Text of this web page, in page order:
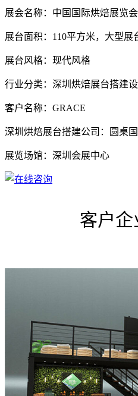
展会名称：中国国际烘焙展览会
展台面积：110平方米，大型展
展台风格：现代风格
行业分类：深圳烘焙展台搭建
客户名称：GRACE
深圳烘焙展台搭建公司：圆桌
展览场馆：深圳会展中心
客户企